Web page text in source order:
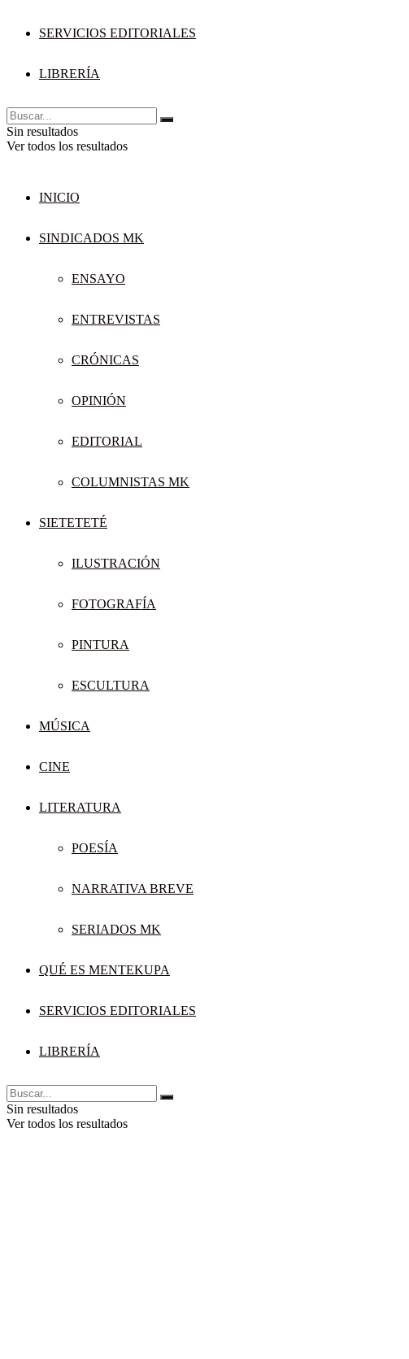
SERVICIOS EDITORIALES
LIBRERÍA
Sin resultados
Ver todos los resultados
INICIO
SINDICADOS MK
ENSAYO
ENTREVISTAS
CRÓNICAS
OPINIÓN
EDITORIAL
COLUMNISTAS MK
SIETETETÉ
ILUSTRACIÓN
FOTOGRAFÍA
PINTURA
ESCULTURA
MÚSICA
CINE
LITERATURA
POESÍA
NARRATIVA BREVE
SERIADOS MK
QUÉ ES MENTEKUPA
SERVICIOS EDITORIALES
LIBRERÍA
Sin resultados
Ver todos los resultados